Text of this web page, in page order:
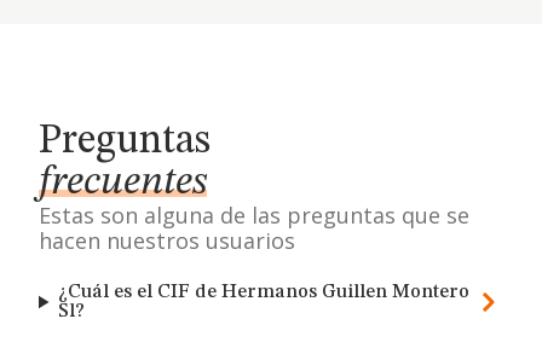
Preguntas
frecuentes
Estas son alguna de las preguntas que se
hacen nuestros usuarios
¿Cuál es el CIF de Hermanos Guillen Montero
Sl?